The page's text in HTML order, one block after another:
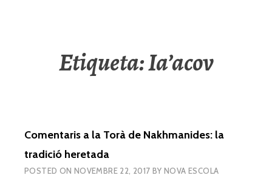
Etiqueta:Ia’acov
Comentaris a la Torà de Nakhmanides: la
tradició heretada
POSTED ON NOVEMBRE 22, 2017 BYNOVA ESCOLA